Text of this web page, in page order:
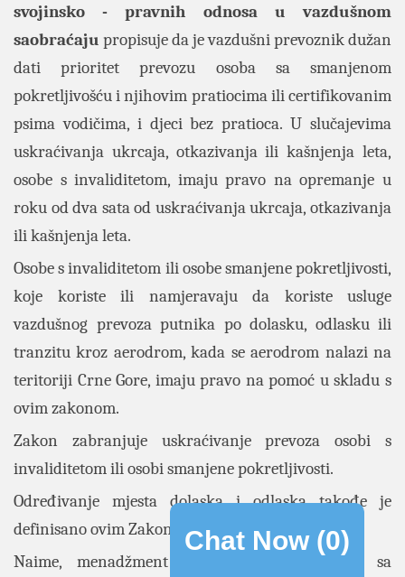
svojinsko - pravnih odnosa u vazdušnom
saobraćaju propisuje da je vazdušni prevoznik dužan
dati prioritet prevozu osoba sa smanjenom
pokretljivošću i njihovim pratiocima ili certifikovanim
psima vodičima, i djeci bez pratioca. U slučajevima
uskraćivanja ukrcaja, otkazivanja ili kašnjenja leta,
osobe s invaliditetom, imaju pravo na opremanje u
roku od dva sata od uskraćivanja ukrcaja, otkazivanja
ili kašnjenja leta.
Osobe s invaliditetom ili osobe smanjene pokretljivosti,
koje koriste ili namjeravaju da koriste usluge
vazdušnog prevoza putnika po dolasku, odlasku ili
tranzitu kroz aerodrom, kada se aerodrom nalazi na
teritoriji Crne Gore, imaju pravo na pomoć u skladu s
ovim zakonom.
Zakon zabranjuje uskraćivanje prevoza osobi s
invaliditetom ili osobi smanjene pokretljivosti.
Određivanje mjesta dolaska i odlaska takođe je
definisano ovim Zakonom.
Naime, menadžment aerodroma, u saradnji sa
Chat Now (0)